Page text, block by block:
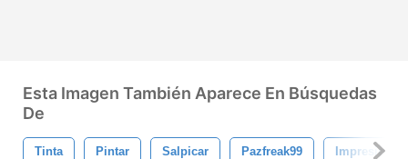
Esta Imagen También Aparece En Búsquedas
De
Tinta Pintar Salpicar Pazfreak99 Impresión